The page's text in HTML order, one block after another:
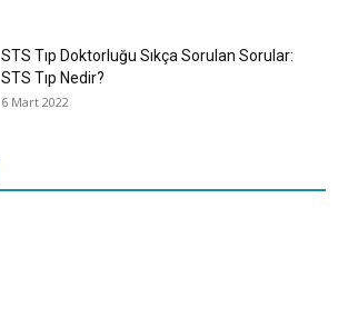
STS Tıp Doktorluğu Sıkça Sorulan Sorular:
STS Tıp Nedir?
6 Mart 2022